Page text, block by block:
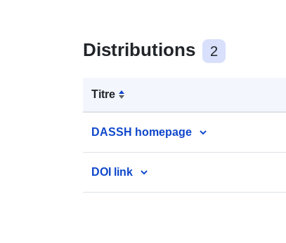
Distributions 2
Titre
DASSH homepage
DOI link